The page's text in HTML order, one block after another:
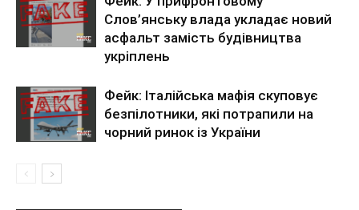
Слов’янську влада укладає новий
асфальт замість будівництва
укріплень
Фейк: Італійська мафія скуповує
безпілотники, які потрапили на
чорний ринок із України